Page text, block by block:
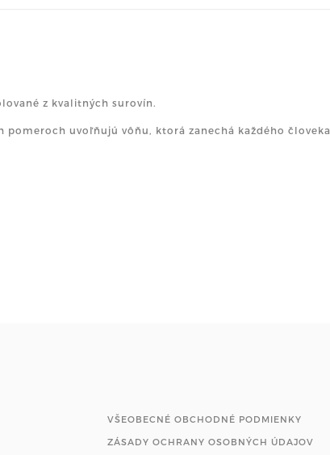
z kvalitných surovín.
pomeroch uvoľňujú vôňu, ktorá zanechá každého človeka
VŠEOBECNÉ OBCHODNÉ PODMIENKY
ZÁSADY OCHRANY OSOBNÝCH ÚDAJOV